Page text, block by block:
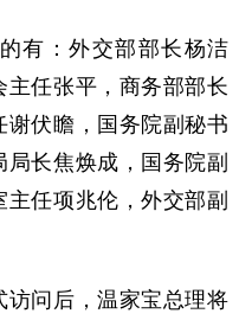
：外交部部长杨洁
任张平，商务部部长
谢伏瞻，国务院副秘书
长焦焕成，国务院副
任项兆伦，外交部副
问后，温家宝总理将